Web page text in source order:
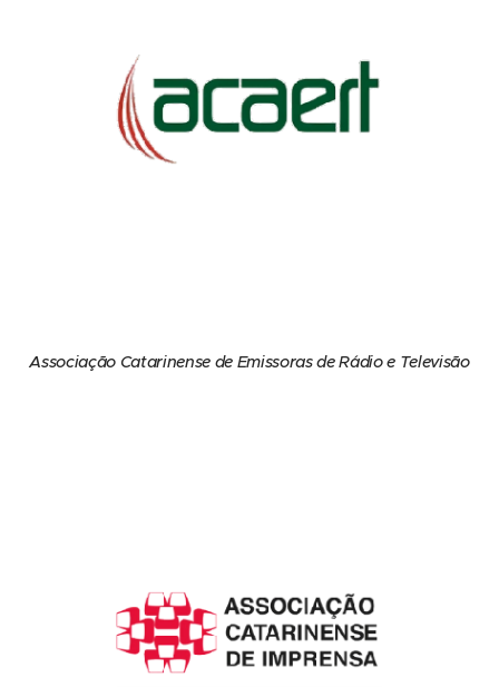
Associação Catarinense de Emissoras de Rádio e Televisão